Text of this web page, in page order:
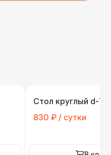
Стол круглый d-
830 ₽ / сутки